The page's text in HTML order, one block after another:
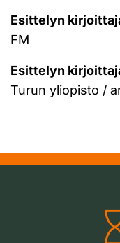
Esittelyn
FM
Esittelyn
Turun yliopisto /